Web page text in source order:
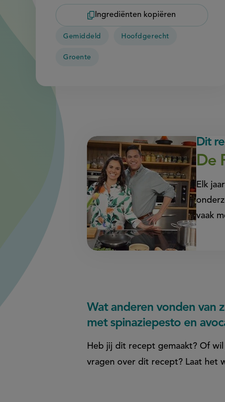
Ingrediënten kopiëren
Gemiddeld Hoofdgerecht
Groente
Dit
De
Elk
vaak
Wat anderen vonden van
met spinaziepesto en
Heb jij dit recept gemaakt? Of
vragen over dit recept? Laat het